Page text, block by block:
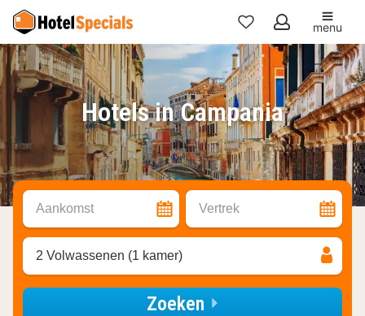
Mijn
favorieten
menu
Hotels in Campania
Aankomst Vertrek
2 Volwassenen (1 kamer)
Zoeken